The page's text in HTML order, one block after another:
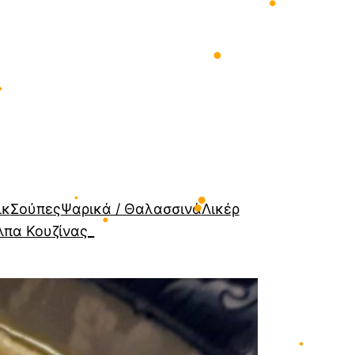
ΣούπεςΨαρικά / ΘαλασσινάΛικέρ
Κουζίνας_